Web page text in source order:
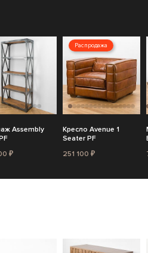
Assembly
₽
Распродажа
Кресло Avenue 1
Seater PF
251 100 ₽